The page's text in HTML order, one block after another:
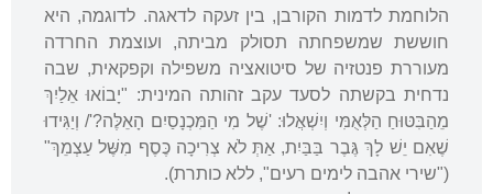
הלוחמת לדמות הקורבן, בין זעקה לדאגה. לדוגמה, היא
חוששת שמשפחתה תסולק מביתה, ועוצמת החרדה
מעוררת פנטזיה של סיטואציה משפילה וקפקאית, שבה
נדחית בקשתה לסעד עקב זהותה המינית: "יָבוֹאוּ אֵלַיִךְ
מֵהַבִּטּוּחַ הַלְּאֻמִּי וְיִשְׁאֲלוּ: 'שֶׁל מִי הַמִּכְנָסַיִם הָאֵלֶּה?'/ וְיַגִּידוּ
שֶׁאִם יֵשׁ לָךְ גֶּבֶר בַּבַּיִת, אַתְּ לֹא צְרִיכָה כֶּסֶף מִשֶּׁל עַצְמֵךְ"
("שירי אהבה לימים רעים", ללא כותרת).